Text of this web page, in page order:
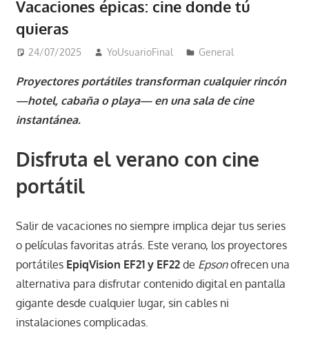
Vacaciones épicas: cine donde tú
quieras
24/07/2025 YoUsuarioFinal General
Proyectores portátiles transforman cualquier rincón
—hotel, cabaña o playa— en una sala de cine
instantánea.
Disfruta el verano con cine
portátil
Salir de vacaciones no siempre implica dejar tus series
o películas favoritas atrás. Este verano, los proyectores
portátiles EpiqVision EF21 y EF22de Epsonofrecen una
alternativa para disfrutar contenido digital en pantalla
gigante desde cualquier lugar, sin cables ni
instalaciones complicadas.